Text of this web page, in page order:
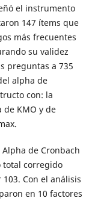
el instrumento
147 ítems que
más frecuentes
su validez
preguntas a 735
alpha de
con: la
KMO y de
de Cronbach
total corregido
Con el análisis
en 10 factores